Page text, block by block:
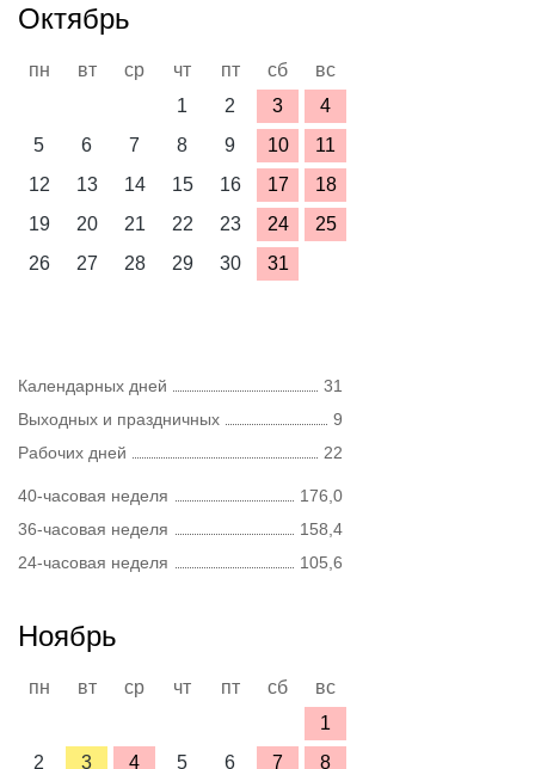
Октябрь
пн вт ср чт пт сб
вс
1
2 3
4
5
6 7 8 9 10
11
12
13 14 15 16 17
18
19
20 21 22 23 24
25
26
27 28 29 30 31
Календарных дней
31
Выходных и праздничных
9
Рабочих дней
22
40-часовая неделя
176,0
36-часовая неделя
158,4
24-часовая неделя
105,6
Ноябрь
пн вт ср чт пт сб
вс
1
2
3 4 5 6 7 8